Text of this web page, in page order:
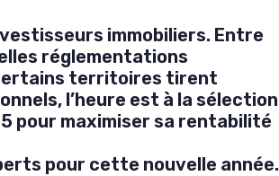
immobiliers. Entre
réglementations
territoires tirent
l’heure est à la sélection
pour maximiser sa rentabilité
pour cette nouvelle année.